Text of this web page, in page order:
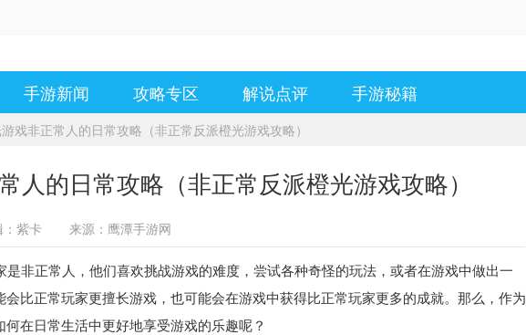
手游新闻 攻略专区 解说点评 手游秘籍
戏非正常人的日常攻略（非正常反派橙光游戏攻略）
人的日常攻略（非正常反派橙光游戏攻略）
紫卡 来源： 鹰潭手游网
非正常人，他们喜欢挑战游戏的难度，尝试各种奇怪的玩法，或者在游戏中做出一
比正常玩家更擅长游戏，也可能会在游戏中获得比正常玩家更多的成就。那么，作为
在日常生活中更好地享受游戏的乐趣呢？